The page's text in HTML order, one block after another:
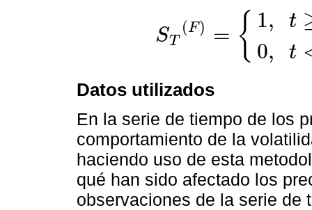
ST
(F) = { 1, t
0, t
ST(F ) =1 t F0, F
Datos utilizados
En la serie de tiempo de los
comportamiento de la
haciendo uso de esta
qué han sido afectado los
observaciones de la serie de